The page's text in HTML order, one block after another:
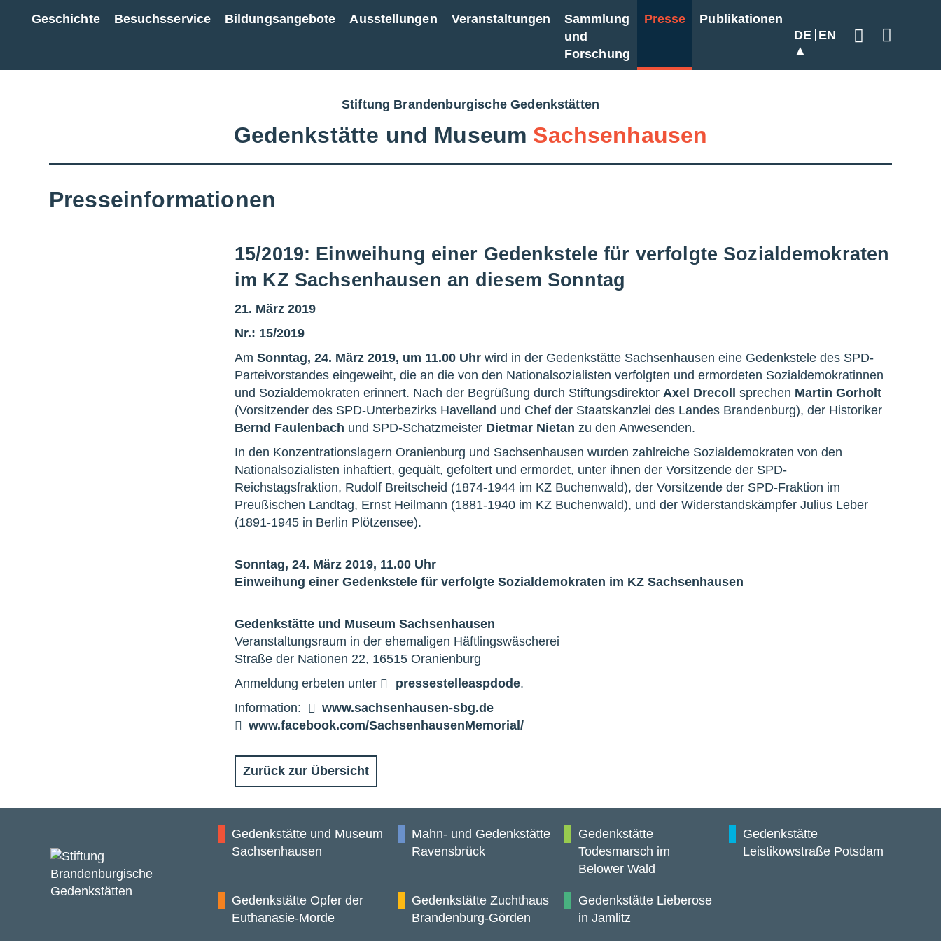
Geschichte Besuchsservice Bildungsangebote Ausstellungen Veranstaltungen
Sammlung
und
Forschung
Presse
Publikationen
DE EN
Stiftung Brandenburgische Gedenkstätten
Gedenkstätte und Museum Sachsenhausen
Presseinformationen
15/2019: Einweihung einer Gedenkstele für verfolgte Sozialdemokraten
im KZ Sachsenhausen an diesem Sonntag
21. März 2019
Nr.: 15/2019
AmSonntag, 24. März 2019, um 11.00 Uhr wird in der Gedenkstätte Sachsenhausen eine Gedenkstele des SPD-
Parteivorstandes eingeweiht, die an die von den Nationalsozialisten verfolgten und ermordeten Sozialdemokratinnen
und Sozialdemokraten erinnert. Nach der Begrüßung durch Stiftungsdirektor Axel Drecoll sprechen Martin Gorholt
(Vorsitzender des SPD-Unterbezirks Havelland und Chef der Staatskanzlei des Landes Brandenburg), der Historiker
Bernd Faulenbach und SPD-Schatzmeister Dietmar Nietan zu den Anwesenden.
In den Konzentrationslagern Oranienburg und Sachsenhausen wurden zahlreiche Sozialdemokraten von den
Nationalsozialisten inhaftiert, gequält, gefoltert und ermordet, unter ihnen der Vorsitzende der SPD-
Reichstagsfraktion, Rudolf Breitscheid (1874-1944 im KZ Buchenwald), der Vorsitzende der SPD-Fraktion im
Preußischen Landtag, Ernst Heilmann (1881-1940 im KZ Buchenwald), und der Widerstandskämpfer Julius Leber
(1891-1945 in Berlin Plötzensee).
Sonntag, 24. März 2019, 11.00 Uhr
Einweihung einer Gedenkstele für verfolgte Sozialdemokraten im KZ Sachsenhausen
Gedenkstätte und Museum Sachsenhausen
Veranstaltungsraum in der ehemaligen Häftlingswäscherei
Straße der Nationen 22, 16515 Oranienburg
Anmeldung erbeten unter
pressestelleaspdode.
Information:
www.sachsenhausen-sbg.de
www.facebook.com/SachsenhausenMemorial/
Zurück zur Übersicht
Gedenkstätte und Museum
Sachsenhausen
Mahn- und Gedenkstätte
Ravensbrück
Gedenkstätte
Todesmarsch im
Belower Wald
Gedenkstätte
Leistikowstraße Potsdam
Gedenkstätte Opfer der
Euthanasie-Morde
Gedenkstätte Zuchthaus
Brandenburg-Görden
Gedenkstätte Lieberose
in Jamlitz